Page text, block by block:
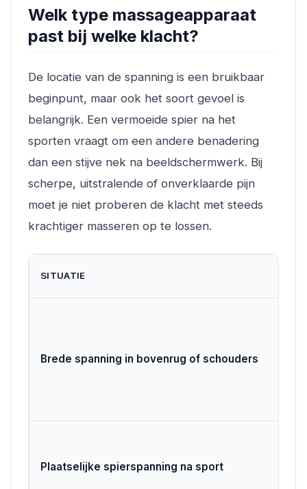
Welk type massageapparaat
past bij welke klacht?
De locatie van de spanning is een bruikbaar
beginpunt, maar ook het soort gevoel is
belangrijk. Een vermoeide spier na het
sporten vraagt om een andere benadering
dan een stijve nek na beeldschermwerk. Bij
scherpe, uitstralende of onverklaarde pijn
moet je niet proberen de klacht met steeds
krachtiger masseren op te lossen.
SITUATIE
Brede spanning in bovenrug of schouders
Plaatselijke spierspanning na sport